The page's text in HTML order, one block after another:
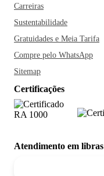
Carreiras
Sustentabilidade
Gratuidades e Meia Tarifa
Compre pelo WhatsApp
Sitemap
Certificações
Atendimento em libras